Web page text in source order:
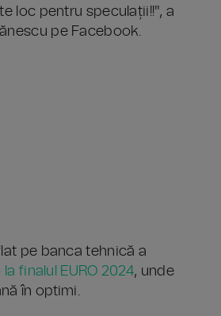
loc pentru speculații!!", a
pe Facebook.
pe banca tehnică a
la finalul EURO 2024, unde
în optimi.